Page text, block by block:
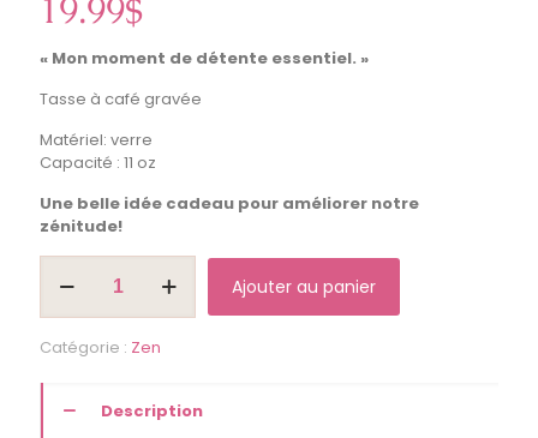
19.99$
« Mon moment de détente essentiel. »
Tasse à café gravée
Matériel: verre
Capacité : 11 oz
Une belle idée cadeau pour améliorer notre
zénitude!
Tasse
"Mon
moment
Ajouter au panier
Catégorie : Zen
Description